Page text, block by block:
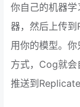
你自己的机器
器，然后上传
用你的模型。
方式，Cog就
推送到Replicate